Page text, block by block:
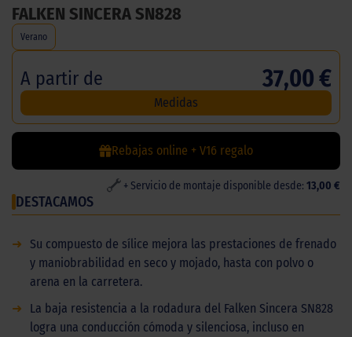
FALKEN SINCERA SN828
Verano
A partir de 37,00 €
Medidas
Rebajas online + V16 regalo
+ Servicio de montaje disponible desde: 13,00 €
DESTACAMOS
➜
Su compuesto de sílice mejora las prestaciones de frenado
y maniobrabilidad en seco y mojado, hasta con polvo o
arena en la carretera.
➜
La baja resistencia a la rodadura del Falken Sincera SN828
logra una conducción cómoda y silenciosa, incluso en